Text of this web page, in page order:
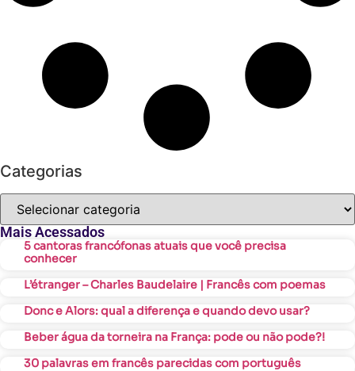
Categorias
Mais Acessados
5 cantoras francófonas atuais que você precisa
conhecer
L’étranger – Charles Baudelaire | Francês com poemas
Donc e Alors: qual a diferença e quando devo usar?
Beber água da torneira na França: pode ou não pode?!
30 palavras em francês parecidas com português